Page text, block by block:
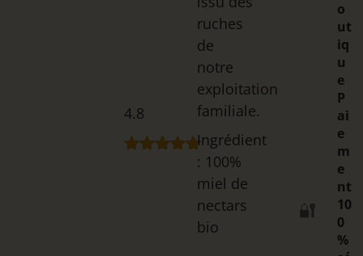
4.8
ruches
de
notre
exploitation
familiale.
Ingrédient
: 100%
miel de
nectars
bio
o
ut
iq
u
e
🔐
P
ai
e
m
e
nt
10
0
%